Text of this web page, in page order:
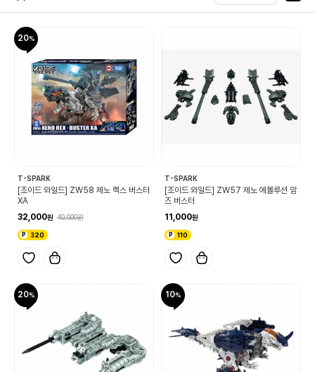
20
T-SPARK
[조이드 와일드] ZW58 제노 렉스 버스터
XA
32,000
40,000
320
T-SPARK
[조이드 와일드] ZW57 제노 에볼루션 암
즈 버스터
11,000
110
20 10